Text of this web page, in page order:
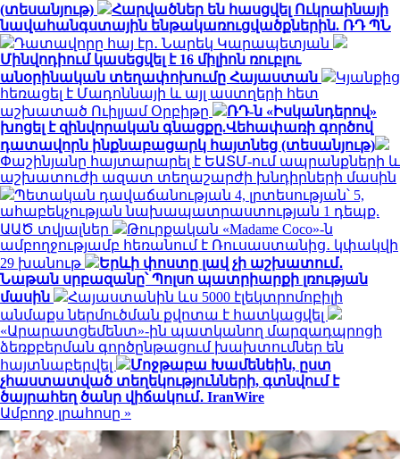
(տեսանյութ)
Հարվածներ են հասցվել Ուկրաինայի
նավահանգստային ենթակառուցվածքներին. ՌԴ ՊՆ
Դատավորը հայ էր․ Նարեկ Կարապետյան
Մինվոդիում կասեցվել է 16 միլիոն ռուբլու
անօրինական տեղափոխումը Հայաստան
Կյանքից
հեռացել է Մադոննայի և այլ աստղերի հետ
աշխատած Ուիլյամ Օրբիթը
ՌԴ-ն «Իսկանդերով»
խոցել է զինվորական գնացքը.Վեհափառի գործով
դատավորն ինքնաբացարկ հայտնեց (տեսանյութ)
Փաշինյանը հայտարարել է ԵԱՏՄ-ում ապրանքների և
աշխատուժի ազատ տեղաշարժի խնդիրների մասին
Պետական դավաճանության 4, լրտեսության՝ 5,
ահաբեկչության նախապատրաստության 1 դեպք.
ԱԱԾ տվյալներ
Թուրքական «Madame Coco»-ն
ամբողջությամբ հեռանում է Ռուսաստանից․ կփակվի
29 խանութ
Երևի փոստը լավ չի աշխատում․
Նաթան սրբազանը՝ Պոլսո պատրիարքի լռության
մասին
Հայաստանին ևս 5000 էլեկտրոմոբիլի
անմաքս ներմուծման քվոտա է հատկացվել
«Արարատցեմենտ»-ին պատկանող մարզադպրոցի
ձեռքբերման գործընթացում խախտումներ են
հայտնաբերվել
Մոջթաբա Խամենեին, ըստ
չհաստատված տեղեկությունների, գտնվում է
ծայրահեղ ծանր վիճակում․ IranWire
Ամբողջ լրահոսը »